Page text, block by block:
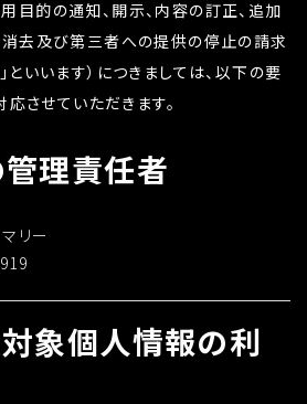
目的の通知、開示、内容の訂正、追加
消去及び第三者への提供の停止の請求
といいます）につきましては、以下の要
させていただきます。
理責任者
リー
象個人情報の利